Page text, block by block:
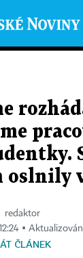
oslnily
redaktor
12:24 ▪
ČLÁNEK